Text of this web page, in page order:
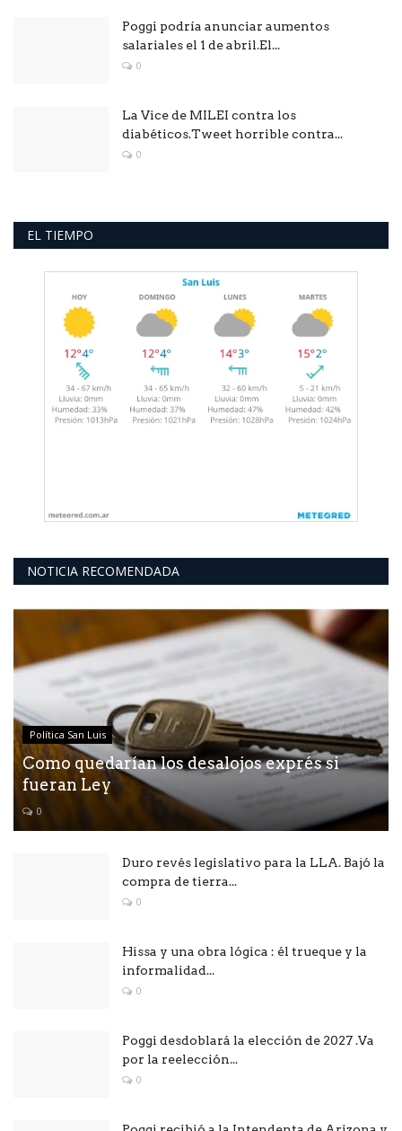
Poggi podría anunciar aumentos
salariales el 1 de abril.El...
0
La Vice de MILEI contra los
diabéticos.Tweet horrible contra...
0
EL TIEMPO
NOTICIA RECOMENDADA
Política San Luis
Como quedarían los desalojos exprés si
fueran Ley
0
Duro revés legislativo para la LLA. Bajó la
compra de tierra...
0
Hissa y una obra lógica : él trueque y la
informalidad...
0
Poggi desdoblará la elección de 2027 .Va
por la reelección...
0